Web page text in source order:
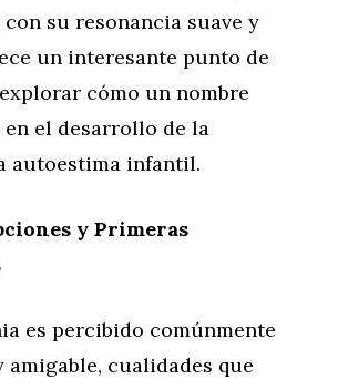
su resonancia suave y
un interesante punto de
cómo un nombre
el desarrollo de la
autoestima infantil.
y Primeras
es percibido comúnmente
amigable, cualidades que